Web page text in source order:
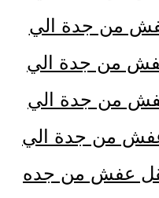
من جدة الي
من جدة الي
من جدة الي
من جدة الي
عفش من جده